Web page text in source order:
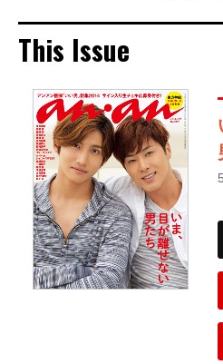
This Issue